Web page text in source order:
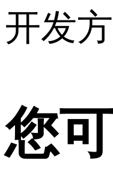
开发
您